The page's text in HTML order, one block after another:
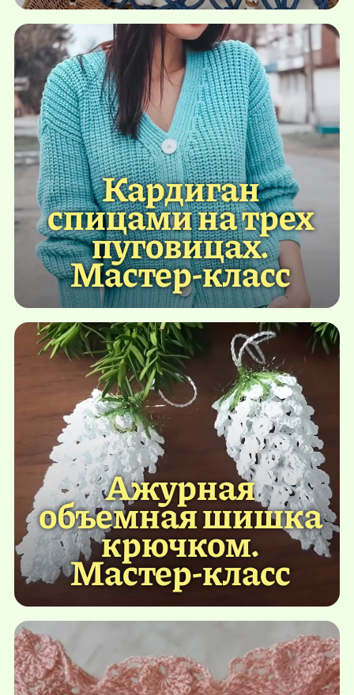
Кардиган
спицами на трех
пуговицах.
Мастер-класс
Ажурная
объемная шишка
крючком.
Мастер-класс